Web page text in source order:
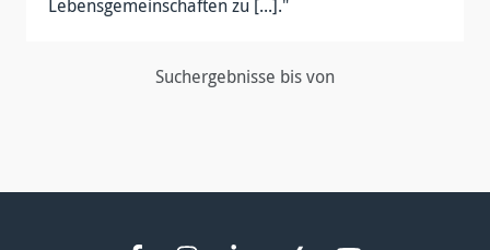
Lebensgemeinschaften zu [...]."
Suchergebnisse bis von